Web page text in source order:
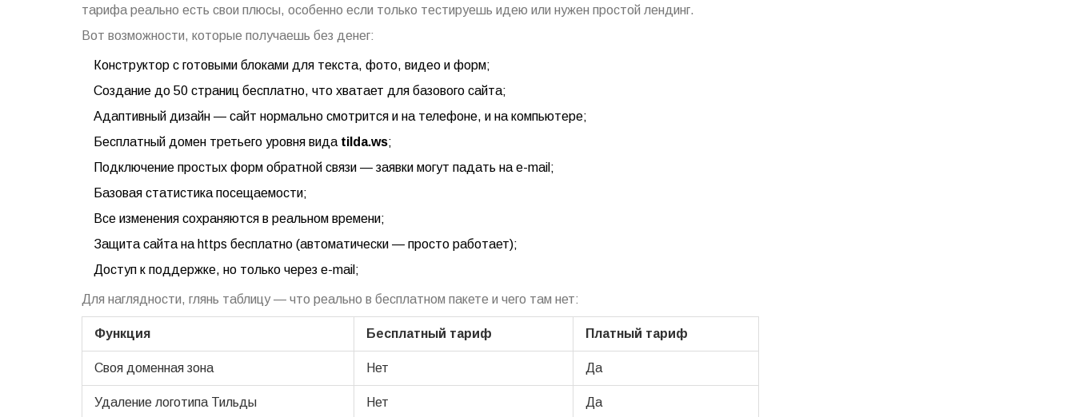
тарифа реально есть свои плюсы, особенно если только тестируешь идею или нужен простой лендинг.
Вот возможности, которые получаешь без денег:
Конструктор с готовыми блоками для текста, фото, видео и форм;
Создание до 50 страниц бесплатно, что хватает для базового сайта;
Адаптивный дизайн — сайт нормально смотрится и на телефоне, и на компьютере;
Бесплатный домен третьего уровня вида tilda.ws;
Подключение простых форм обратной связи — заявки могут падать на e-mail;
Базовая статистика посещаемости;
Все изменения сохраняются в реальном времени;
Защита сайта на https бесплатно (автоматически — просто работает);
Доступ к поддержке, но только через e-mail;
Для наглядности, глянь таблицу — что реально в бесплатном пакете и чего там нет:
Функция Бесплатный тариф Платный тариф
Своя доменная зона Нет Да
Удаление логотипа Тильды Нет Да